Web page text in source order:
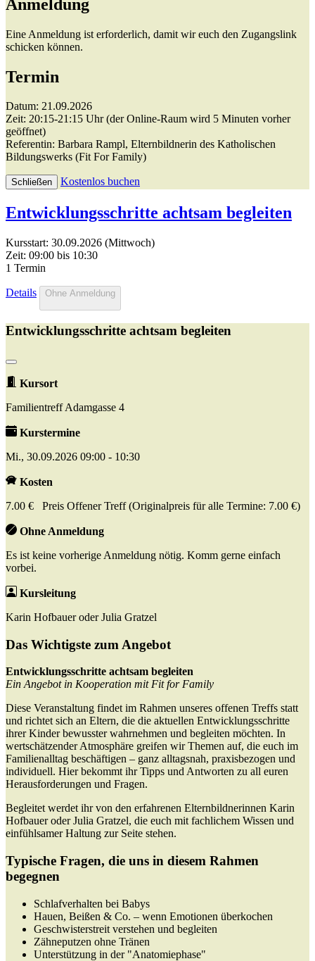
Anmeldung
Eine Anmeldung ist erforderlich, damit wir euch den Zugangslink
schicken können.
Termin
Datum: 21.09.2026
Zeit: 20:15-21:15 Uhr (der Online-Raum wird 5 Minuten vorher
geöffnet)
Referentin: Barbara Rampl, Elternbildnerin des Katholischen
Bildungswerks (Fit For Family)
Schließen Kostenlos buchen
Entwicklungsschritte achtsam begleiten
Kursstart: 30.09.2026 (Mittwoch)
Zeit: 09:00 bis 10:30
1 Termin
Details Ohne Anmeldung
Entwicklungsschritte achtsam begleiten
Kursort
Familientreff Adamgasse 4
Kurstermine
Mi., 30.09.2026 09:00 - 10:30
Kosten
7.00 € Preis Offener Treff (Originalpreis für alle Termine: 7.00 €)
Ohne Anmeldung
Es ist keine vorherige Anmeldung nötig. Komm gerne einfach
vorbei.
Kursleitung
Karin Hofbauer oder Julia Gratzel
Das Wichtigste zum Angebot
Entwicklungsschritte achtsam begleiten
Ein Angebot in Kooperation mit Fit for Family
Diese Veranstaltung findet im Rahmen unseres offenen Treffs statt
und richtet sich an Eltern, die die aktuellen Entwicklungsschritte
ihrer Kinder bewusster wahrnehmen und begleiten möchten. In
wertschätzender Atmosphäre greifen wir Themen auf, die euch im
Familienalltag beschäftigen – ganz alltagsnah, praxisbezogen und
individuell. Hier bekommt ihr Tipps und Antworten zu all euren
Herausforderungen und Fragen.
Begleitet werdet ihr von den erfahrenen Elternbildnerinnen Karin
Hofbauer oder Julia Gratzel, die euch mit fachlichem Wissen und
einfühlsamer Haltung zur Seite stehen.
Typische Fragen, die uns in diesem Rahmen
begegnen
Schlafverhalten bei Babys
Hauen, Beißen & Co. – wenn Emotionen überkochen
Geschwisterstreit verstehen und begleiten
Zähneputzen ohne Tränen
Unterstützung in der "Anatomiephase"